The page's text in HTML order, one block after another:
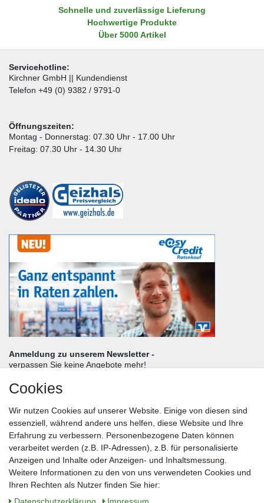
Schnelle und zuverlässige Lieferung
Hochwertige Produkte
Über 5000 Artikel
Servicehotline:
Kirchner GmbH || Kundendienst
Telefon +49 (0) 9382 / 9791-0
Öffnungszeiten:
Montag - Donnerstag: 07.30 Uhr - 17.00 Uhr
Freitag: 07.30 Uhr - 14.30 Uhr
Anmeldung zu unserem Newsletter -
verpassen Sie keine Angebote mehr!
Nachname*
E-Mail*
Cookies
Wir nutzen Cookies auf unserer Website. Einige von diesen sind
essenziell, während andere uns helfen, diese Website und Ihre
Erfahrung zu verbessern. Personenbezogene Daten können
verarbeitet werden (z.B. IP-Adressen), z.B. für personalisierte
Anzeigen und Inhalte oder Anzeigen- und Inhaltsmessung.
Weitere Informationen zu den von uns verwendeten Cookies und
Ihren Rechten als Nutzer finden Sie hier: